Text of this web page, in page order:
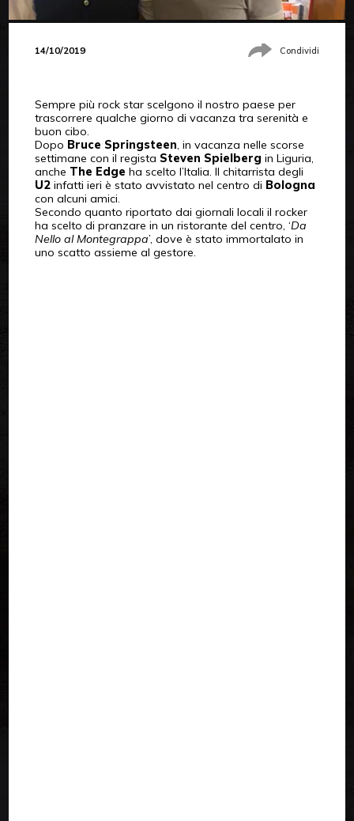
14/10/2019 Condividi
Sempre più rock star scelgono il nostro paese per
trascorrere qualche giorno di vacanza tra serenità e
buon cibo.
Dopo Bruce Springsteen, in vacanza nelle scorse
settimane con il regista Steven Spielberg in Liguria,
anche The Edge ha scelto l’Italia. Il chitarrista degli
U2infatti ieri è stato avvistato nel centro di Bologna
con alcuni amici.
Secondo quanto riportato dai giornali locali il rocker
ha scelto di pranzare in un ristorante del centro, ‘Da
Nello al Montegrappa’, dove è stato immortalato in
uno scatto assieme al gestore.